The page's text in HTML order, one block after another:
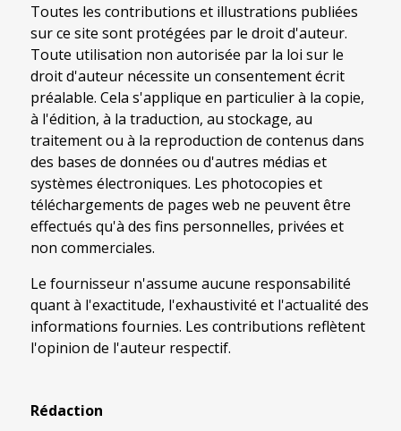
Toutes les contributions et illustrations publiées
sur ce site sont protégées par le droit d'auteur.
Toute utilisation non autorisée par la loi sur le
droit d'auteur nécessite un consentement écrit
préalable. Cela s'applique en particulier à la copie,
à l'édition, à la traduction, au stockage, au
traitement ou à la reproduction de contenus dans
des bases de données ou d'autres médias et
systèmes électroniques. Les photocopies et
téléchargements de pages web ne peuvent être
effectués qu'à des fins personnelles, privées et
non commerciales.
Le fournisseur n'assume aucune responsabilité
quant à l'exactitude, l'exhaustivité et l'actualité des
informations fournies. Les contributions reflètent
l'opinion de l'auteur respectif.
Rédaction